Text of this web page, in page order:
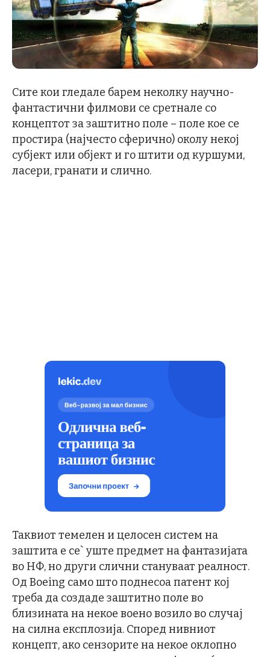
Сите кои гледале барем неколку научно-
фантастични филмови се сретнале со
концептот за заштитно поле – поле кое се
простира (најчесто сферично) околу некој
субјект или објект и го штити од куршуми,
ласери, гранати и слично.
Таквиот темелен и целосен систем на
заштита е се` уште предмет на фантазијата
во НФ, но други слични стануваат реалност.
Од Boeing само што поднесоа патент кој
треба да создаде заштитно поле во
близината на некое воено возило во случај
на силна експлозија. Според нивниот
концепт, ако сензорите на некое оклопно